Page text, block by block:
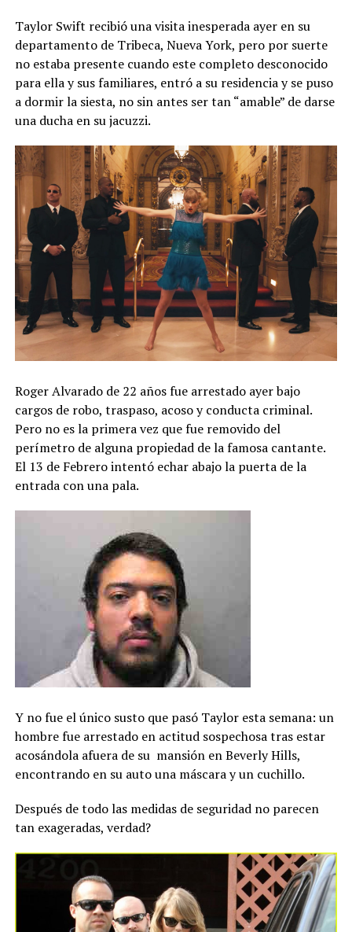
Taylor Swift recibió una visita inesperada ayer en su
departamento de Tribeca, Nueva York, pero por suerte
no estaba presente cuando este completo desconocido
para ella y sus familiares, entró a su residencia y se puso
a dormir la siesta, no sin antes ser tan “amable” de darse
una ducha en su jacuzzi.
Roger Alvarado de 22 años fue arrestado ayer bajo
cargos de robo, traspaso, acoso y conducta criminal.
Pero no es la primera vez que fue removido del
perímetro de alguna propiedad de la famosa cantante.
El 13 de Febrero intentó echar abajo la puerta de la
entrada con una pala.
Y no fue el único susto que pasó Taylor esta semana: un
hombre fue arrestado en actitud sospechosa tras estar
acosándola afuera de su mansión en Beverly Hills,
encontrando en su auto una máscara y un cuchillo.
Después de todo las medidas de seguridad no parecen
tan exageradas, verdad?